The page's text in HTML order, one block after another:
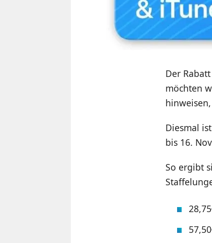
Der
möchten
Diesmal
bis 16.
So ergibt